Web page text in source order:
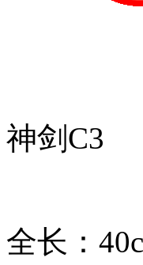
神剑C3
全长：